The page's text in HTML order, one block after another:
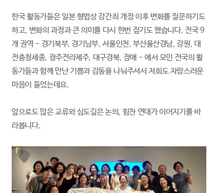
한국 활동가들은 일본 형법상 강간죄 개정 이후 변화를 질문하기도
하고, 변화의 과정과 큰 의미를 다시 한번 짚기도 했습니다. 전국 9
개 권역 - 경기북부, 경기남부, 서울인천, 부산울산경남, 강원, 대
전충청세종, 광주전라제주, 대구경북, 장애 - 에서 모인 전국의 활
동가들과 함께 만난 기쁨과 감동을 나눠주셔서 저희도 자랑스러운
마음이 들었는데요.
앞으로도 많은 교류와 심도깊은 논의, 힘찬 연대가 이어지기를 바
라봅니다.